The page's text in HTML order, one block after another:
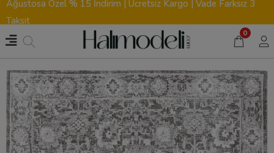
Ağustosa Özel % 15 İndirim | Ücretsiz Kargo | Vade Farksız 3
Taksit
0